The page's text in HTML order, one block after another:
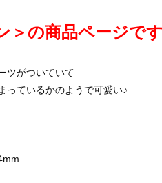
＞の商品ページで
ツがついていて
っているかのようで可愛い♪